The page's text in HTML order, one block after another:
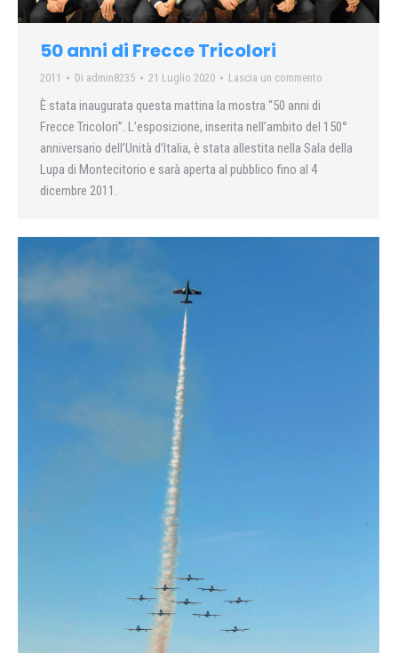
50 anni di Frecce Tricolori
2011 Di admin8235 21 Luglio 2020 Lascia un commento
È stata inaugurata questa mattina la mostra “50 anni di
Frecce Tricolori”. L’esposizione, inserita nell’ambito del 150°
anniversario dell’Unità d’Italia, è stata allestita nella Sala della
Lupa di Montecitorio e sarà aperta al pubblico fino al 4
dicembre 2011.